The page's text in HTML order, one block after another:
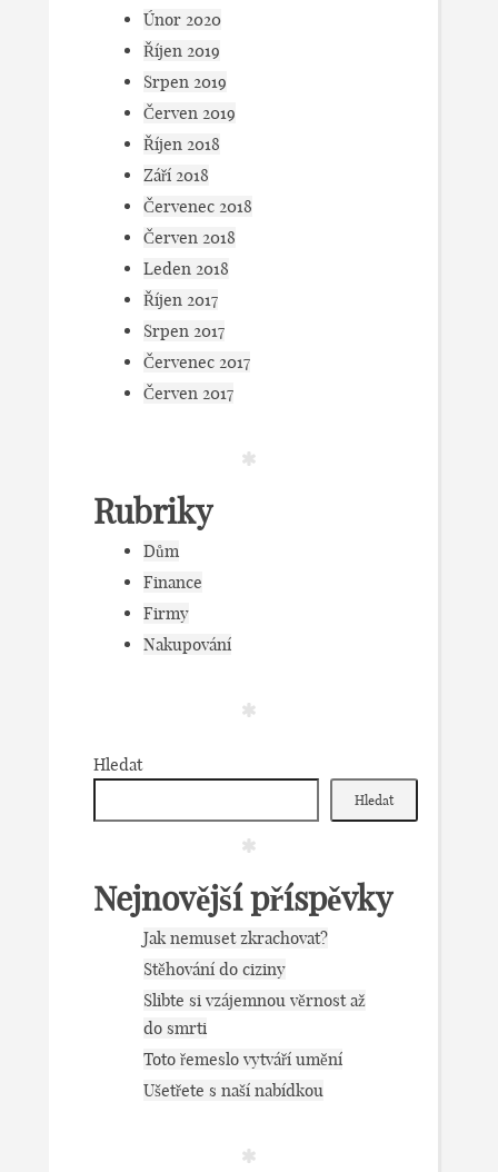
Únor 2020
Říjen 2019
Srpen 2019
Červen 2019
Říjen 2018
Září 2018
Červenec 2018
Červen 2018
Leden 2018
Říjen 2017
Srpen 2017
Červenec 2017
Červen 2017
Rubriky
Dům
Finance
Firmy
Nakupování
Hledat
Hledat
Nejnovější příspěvky
Jak nemuset zkrachovat?
Stěhování do ciziny
Slibte si vzájemnou věrnost až
do smrti
Toto řemeslo vytváří umění
Ušetřete s naší nabídkou